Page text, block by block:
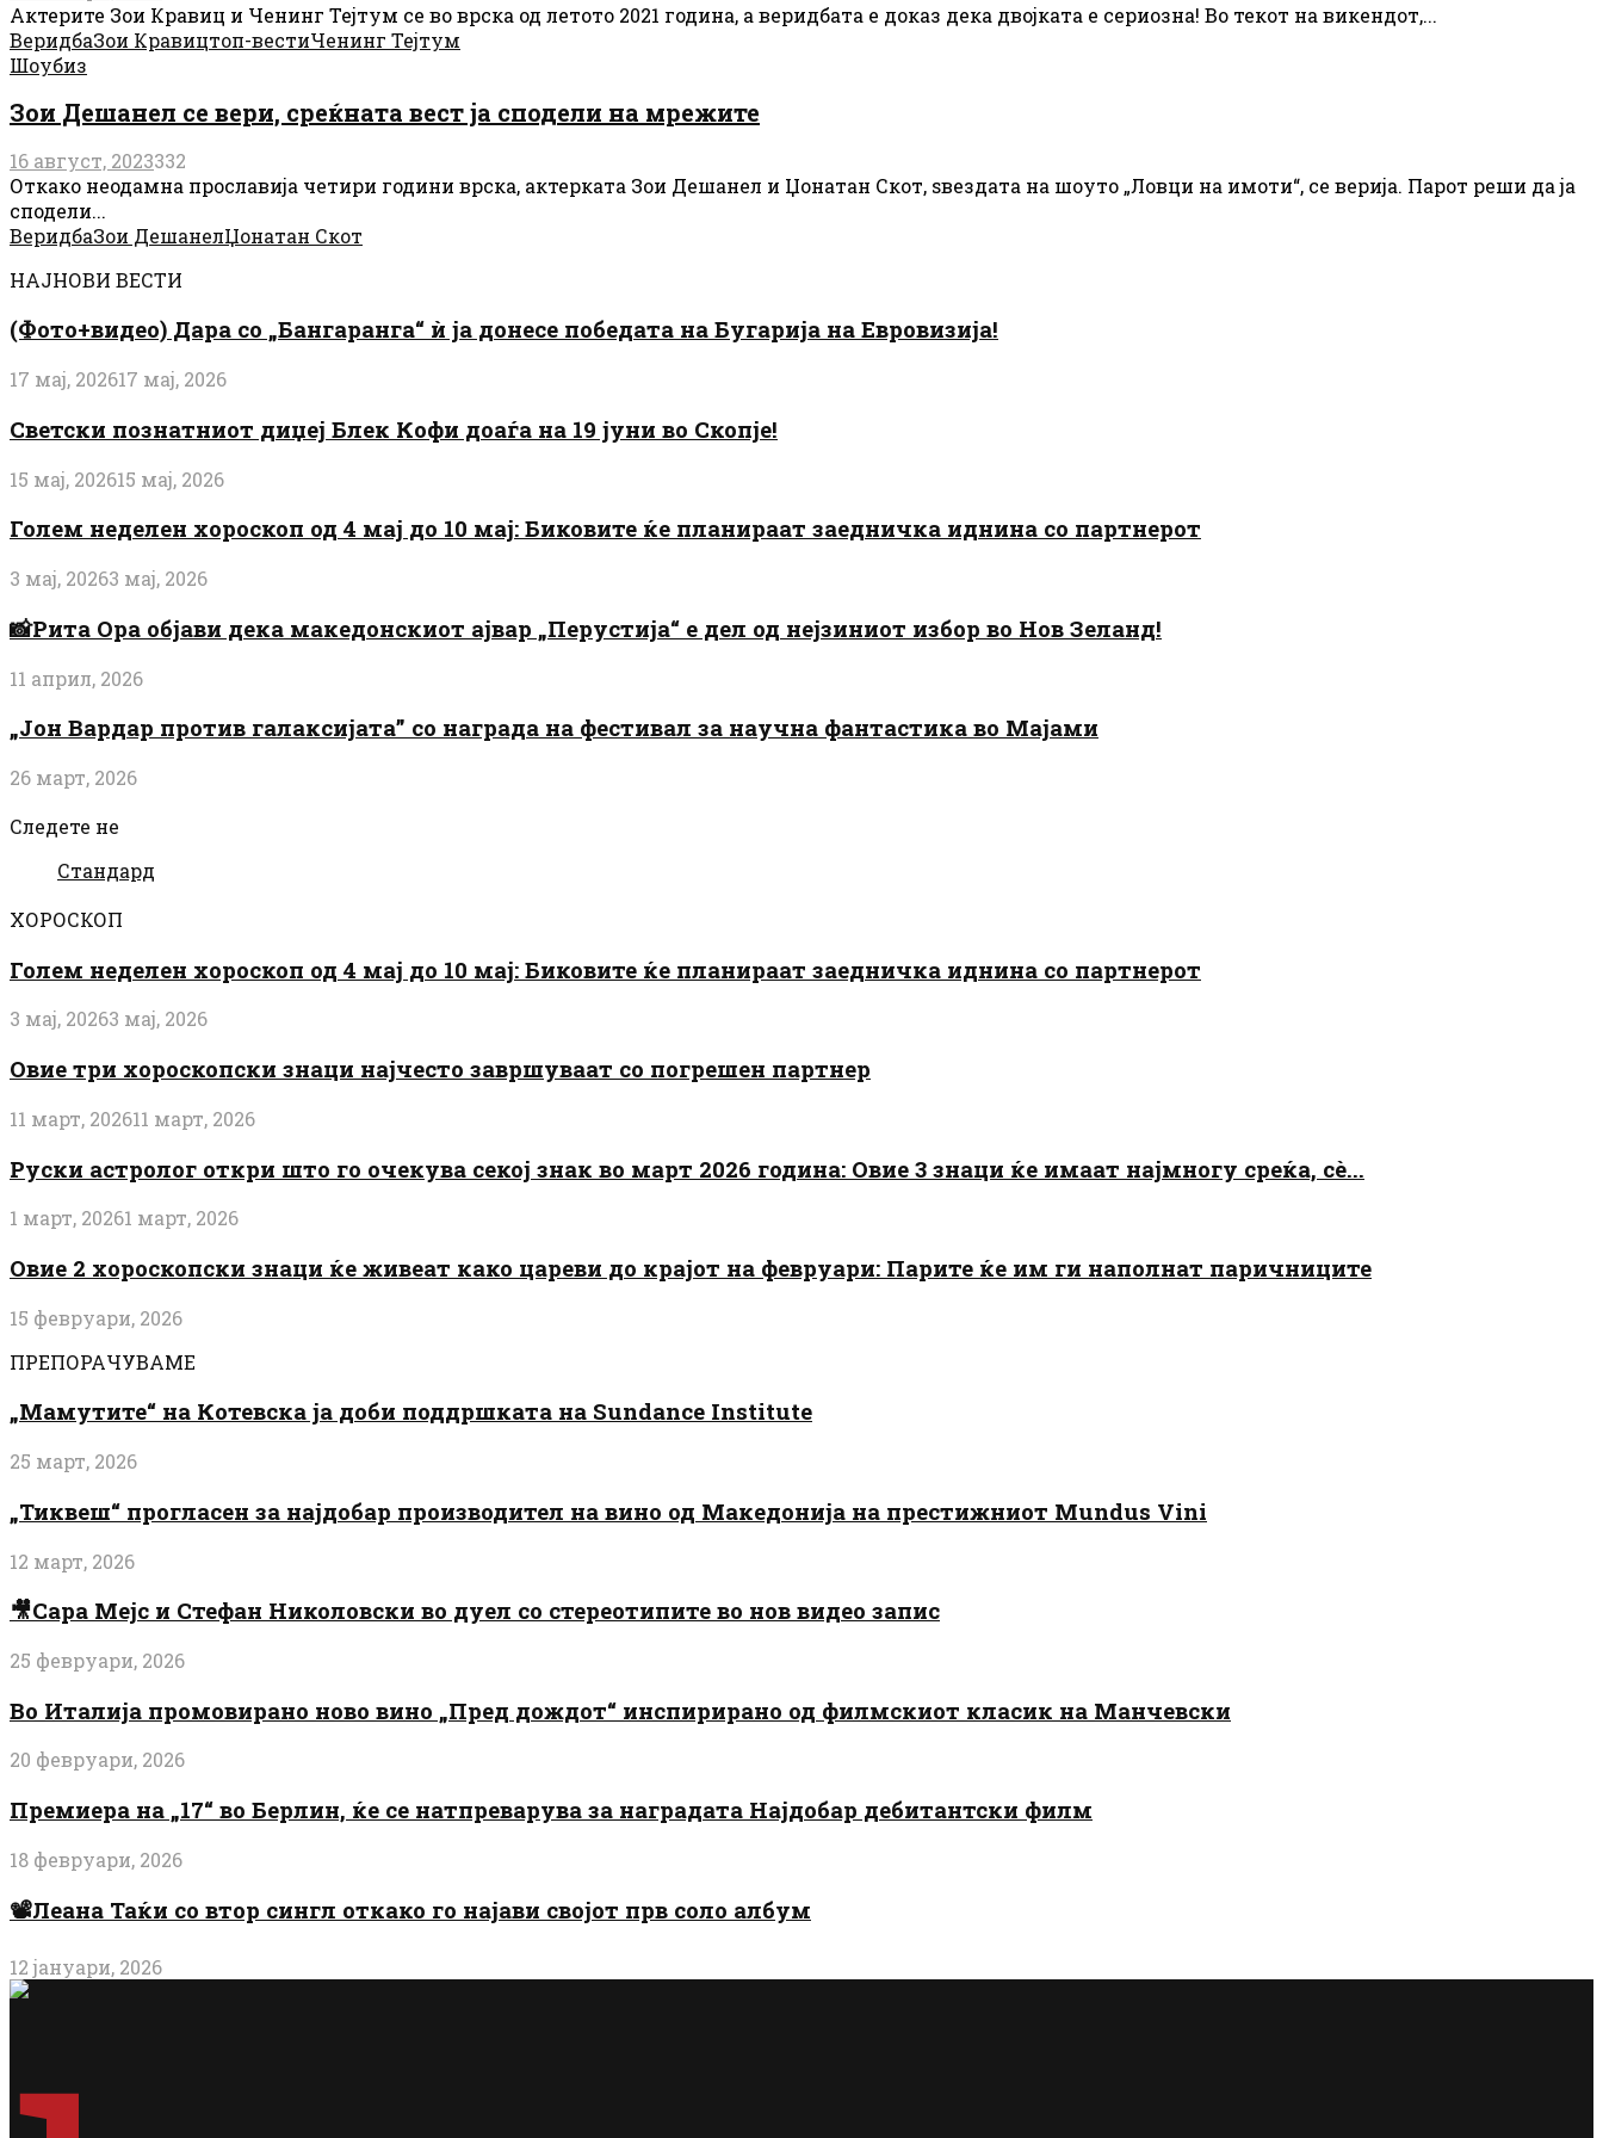
Актерите Зои Кравиц и Ченинг Тејтум се во врска од летото 2021 година, а веридбата е доказ дека двојката е сериозна! Во текот на викендот,...
ВеридбаЗои Кравицтоп-вестиЧенинг Тејтум
Шоубиз
Зои Дешанел се вери, среќната вест ја сподели на мрежите
16 август, 2023332
Откако неодамна прославија четири години врска, актерката Зои Дешанел и Џонатан Скот, ѕвездата на шоуто „Ловци на имоти“, се верија. Парот реши да ја
сподели...
ВеридбаЗои ДешанелЏонатан Скот
НАЈНОВИ ВЕСТИ
(Фото+видео) Дара со „Бангаранга“ ѝ ја донесе победата на Бугарија на Евровизија!
17 мај, 202617 мај, 2026
Светски познатниот диџеј Блек Кофи доаѓа на 19 јуни во Скопје!
15 мај, 202615 мај, 2026
Голем неделен хороскоп од 4 мај до 10 мај: Биковите ќе планираат заедничка иднина со партнерот
3 мај, 20263 мај, 2026
📸Рита Ора објави дека македонскиот ајвар „Перустија“ е дел од нејзиниот избор во Нов Зеланд!
11 април, 2026
„Јон Вардар против галаксијата” со награда на фестивал за научна фантастика во Мајами
26 март, 2026
Следете не
Стандард
ХОРОСКОП
Голем неделен хороскоп од 4 мај до 10 мај: Биковите ќе планираат заедничка иднина со партнерот
3 мај, 20263 мај, 2026
Овие три хороскопски знаци најчесто завршуваат со погрешен партнер
11 март, 202611 март, 2026
Руски астролог откри што го очекува секој знак во март 2026 година: Овие 3 знаци ќе имаат најмногу среќа, сè...
1 март, 20261 март, 2026
Овие 2 хороскопски знаци ќе живеат како цареви до крајот на февруари: Парите ќе им ги наполнат паричниците
15 февруари, 2026
ПРЕПОРАЧУВАМЕ
„Мамутите“ на Котевска ја доби поддршката на Sundance Institute
25 март, 2026
„Тиквеш“ прогласен за најдобар производител на вино од Македонија на престижниот Mundus Vini
12 март, 2026
🎥Сара Мејс и Стефан Николовски во дуел со стереотипите во нов видео запис
25 февруари, 2026
Во Италија промовирано ново вино „Пред дождот“ инспирирано од филмскиот класик на Манчевски
20 февруари, 2026
Премиера на „17“ во Берлин, ќе се натпреварува за наградата Најдобар дебитантски филм
18 февруари, 2026
📽️Леана Таќи со втор сингл откако го најави својот прв соло албум
12 јануари, 2026